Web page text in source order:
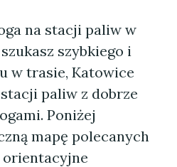
na stacji paliw w
szybkiego i
w trasie, Katowice
paliw z dobrze
Poniżej
mapę polecanych